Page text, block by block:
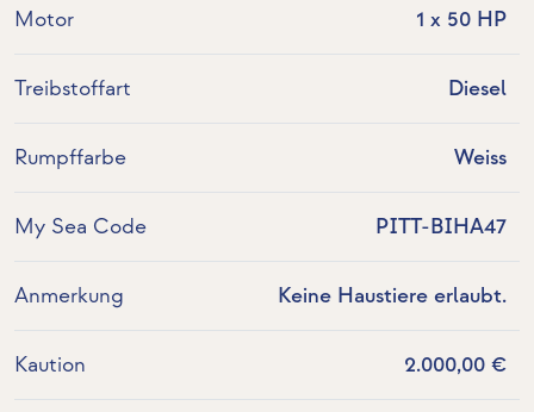
Motor 1 x 50 HP
Treibstoffart Diesel
Rumpffarbe Weiss
My Sea Code PITT-BIHA47
Anmerkung Keine Haustiere erlaubt.
Kaution 2.000,00 €